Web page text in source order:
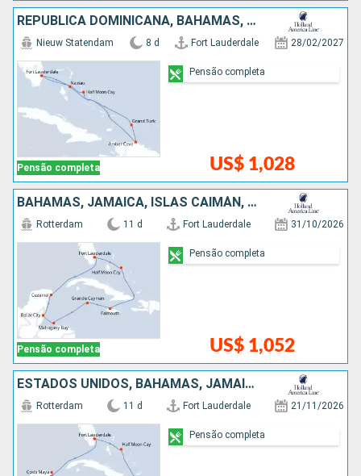
REPUBLICA DOMINICANA, BAHAMAS, ESTADOS UNIDOS
Pensão completa
Nieuw Statendam 8 d Fort Lauderdale 28/02/2027
US$ 1,028
Pensão completa
BAHAMAS, JAMAICA, ISLAS CAIMÁN, HONDURAS, BELIZE, MÉXICO, ESTADOS UNIDOS
Pensão completa
Rotterdam 11 d Fort Lauderdale 31/10/2026
US$ 1,052
Pensão completa
ESTADOS UNIDOS, BAHAMAS, JAMAICA, HONDURAS, BELIZE, MÉXICO
Rotterdam 11 d Fort Lauderdale 21/11/2026
Pensão completa